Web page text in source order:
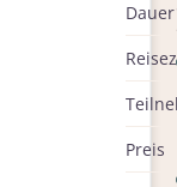
Dauer
Preis